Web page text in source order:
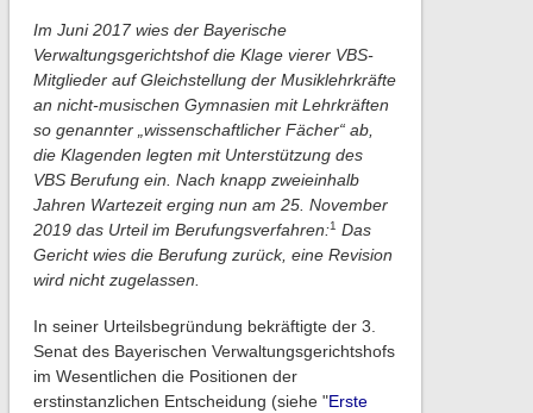
Im Juni 2017 wies der Bayerische
Verwaltungsgerichtshof die Klage vierer VBS-
Mitglieder auf Gleichstellung der Musiklehrkräfte
an nicht-musischen Gymnasien mit Lehrkräften
so genannter „wissenschaftlicher Fächer“ ab,
die Klagenden legten mit Unterstützung des
VBS Berufung ein. Nach knapp zweieinhalb
Jahren Wartezeit erging nun am 25. November
2019 das Urteil im Berufungsverfahren:1 Das
Gericht wies die Berufung zurück, eine Revision
wird nicht zugelassen.
In seiner Urteilsbegründung bekräftigte der 3.
Senat des Bayerischen Verwaltungsgerichtshofs
im Wesentlichen die Positionen der
erstinstanzlichen Entscheidung (siehe "Erste